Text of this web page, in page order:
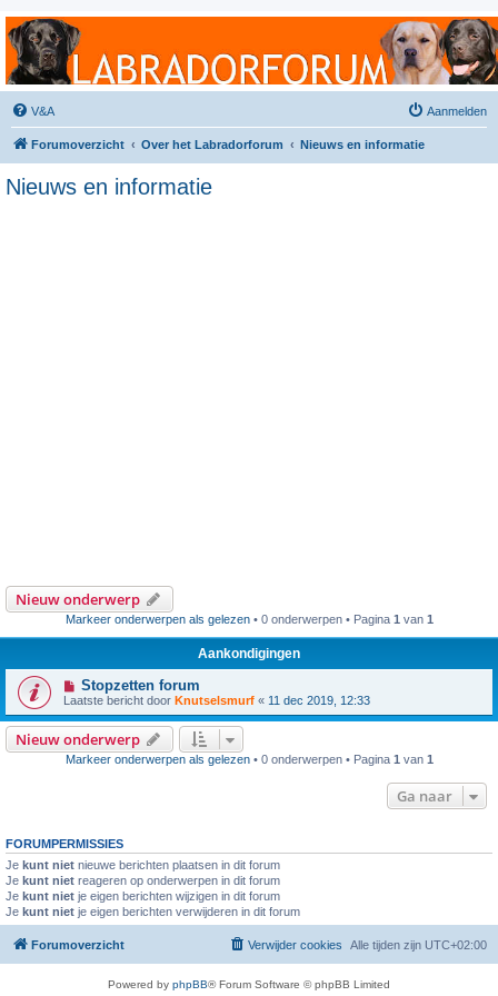
Labradorforum
Het gezelligste Labradorforum van Nederland en België!
V&A Aanmelden
Forumoverzicht Over het Labradorforum Nieuws en informatie
Nieuws en informatie
Nieuw onderwerp
Markeer onderwerpen als gelezen• 0 onderwerpen • Pagina 1 van 1
Aankondigingen
Stopzetten forum
Laatste bericht door Knutselsmurf « 11 dec 2019, 12:33
Nieuw onderwerp
Markeer onderwerpen als gelezen• 0 onderwerpen • Pagina 1 van 1
Ga naar
FORUMPERMISSIES
Je kunt niet nieuwe berichten plaatsen in dit forum
Je kunt niet reageren op onderwerpen in dit forum
Je kunt niet je eigen berichten wijzigen in dit forum
Je kunt niet je eigen berichten verwijderen in dit forum
Forumoverzicht Alle tijden zijn UTC+02:00
Verwijder cookies
Powered by phpBB® Forum Software © phpBB Limited